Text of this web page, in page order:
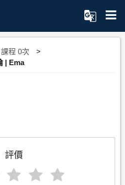
程 0次
| Ema
評價